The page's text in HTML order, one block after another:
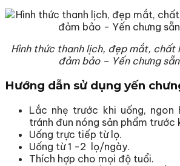
Hình thức thanh lịch, đẹp mắt, chất
đảm bảo – Yến chưng
Hướng dẫn sử dụng yến
Lắc nhẹ trước khi uống, ngon
tránh đun nóng sản phẩm trước
Uống trực tiếp từ lọ.
Uống từ 1 -2 lọ/ngày.
Thích hợp cho mọi độ tuổi.